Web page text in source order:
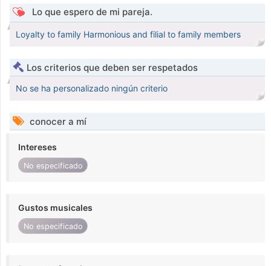
Lo que espero de mi pareja.
Loyalty to family Harmonious and filial to family members
Los criterios que deben ser respetados
No se ha personalizado ningún criterio
conocer a mí
Intereses
No especificado
Gustos musicales
No especificado